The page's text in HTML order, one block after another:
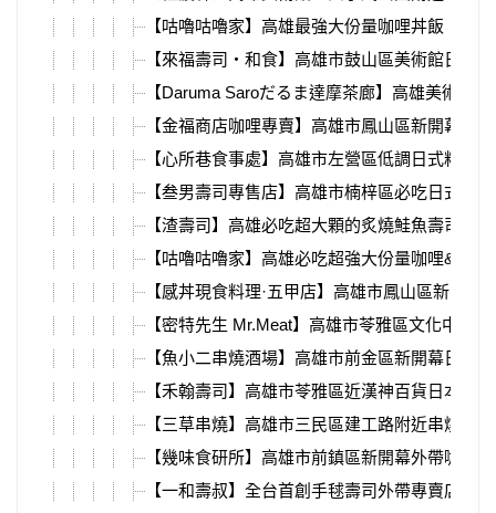
【咕嚕咕嚕家】高雄最強大份量咖哩丼飯，16
【來福壽司‧和食】高雄市鼓山區美術館日式
【Daruma Saroだるま達摩茶廊】高雄美術館
【金福商店咖哩專賣】高雄市鳳山區新開幕的
【心所巷食事處】高雄市左營區低調日式料理
【叁男壽司專售店】高雄市楠梓區必吃日式料
【渣壽司】高雄必吃超大顆的炙燒鮭魚壽司，
【咕嚕咕嚕家】高雄必吃超強大份量咖哩&丼
【感丼現食料理·五甲店】高雄市鳳山區新開幕
【密特先生 Mr.Meat】高雄市苓雅區文化中心
【魚小二串燒酒場】高雄市前金區新開幕日式
【禾翰壽司】高雄市苓雅區近漢神百貨日本料
【三草串燒】高雄市三民區建工路附近串燒專
【幾味食研所】高雄市前鎮區新開幕外帶咖哩
【一和壽叔】全台首創手毬壽司外帶專賣店，